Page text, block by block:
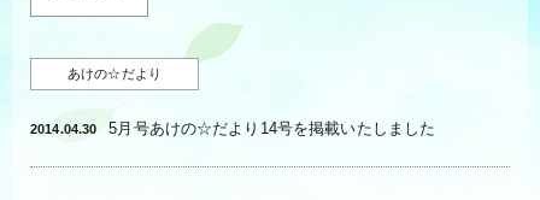
あけの☆だより
2014.04.30 5月号あけの☆だより14号を掲載いたしました